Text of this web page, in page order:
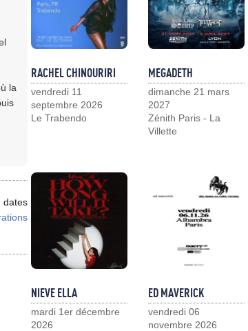
la
dates
RACHEL CHINOURIRI
vendredi 11
septembre 2026
Le Trabendo
MEGADETH
dimanche 21 mars
2027
Zénith Paris - La
Villette
NIEVE ELLA
mardi 1er décembre
2026
ED MAVERICK
vendredi 06
novembre 2026